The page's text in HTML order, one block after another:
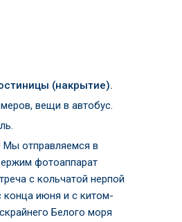
(накрытие).
вещи в автобус.
Мы отправляемся в
фотоаппарат
с кольчатой нерпой
конца июня и с китом-
Белого моря